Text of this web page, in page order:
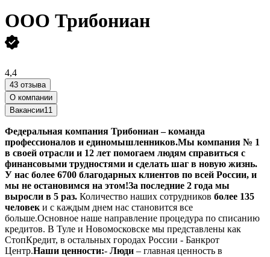
ООО Трибониан
4,4
43 отзыва
О компании
Вакансии11
Федеральная компания Трибониан – команда
профессионалов и единомышленников.Мы компания № 1
в своей отрасли и 12 лет помогаем людям справиться с
финансовыми трудностями и сделать шаг в новую жизнь.
У нас более 6700 благодарных клиентов по всей России, и
мы не остановимся на этом!За последние 2 года мы
выросли в 5 раз. Количество наших сотрудников более 135
человек и с каждым днем нас становится все
больше.Основное наше направление процедура по списанию
кредитов. В Туле и Новомосковске мы представлены как
СтопКредит, в остальных городах России - Банкрот
Центр.Наши ценности:- Люди – главная ценность в